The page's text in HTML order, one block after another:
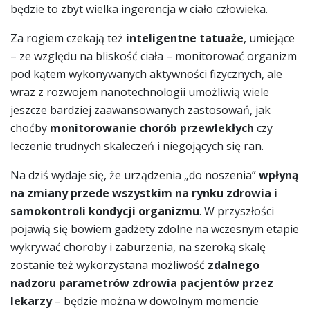
będzie to zbyt wielka ingerencja w ciało człowieka.
Za rogiem czekają też inteligentne tatuaże, umiejące
– ze względu na bliskość ciała – monitorować organizm
pod kątem wykonywanych aktywności fizycznych, ale
wraz z rozwojem nanotechnologii umożliwią wiele
jeszcze bardziej zaawansowanych zastosowań, jak
choćby monitorowanie chorób przewlekłych czy
leczenie trudnych skaleczeń i niegojących się ran.
Na dziś wydaje się, że urządzenia „do noszenia”wpłyną
na zmiany przede wszystkim na rynku zdrowia i
samokontroli kondycji organizmu. W przyszłości
pojawią się bowiem gadżety zdolne na wczesnym etapie
wykrywać choroby i zaburzenia, na szeroką skalę
zostanie też wykorzystana możliwość zdalnego
nadzoru parametrów zdrowia pacjentów przez
lekarzy– będzie można w dowolnym momencie